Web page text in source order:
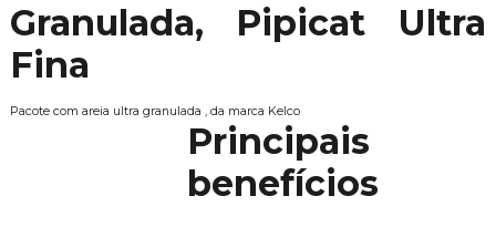
Granulada, Pipicat Ultra
Fina
Pacote com areia ultra granulada , da marca Kelco
Principais
benefícios